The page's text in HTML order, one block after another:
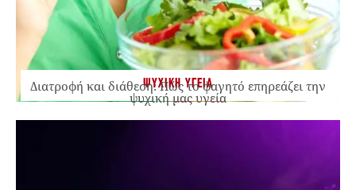
ΨΥΧΙΚΗ ΥΓΕΙΑ
Διατροφή και διάθεση: Πώς το φαγητό επηρεάζει την
ψυχική μας υγεία